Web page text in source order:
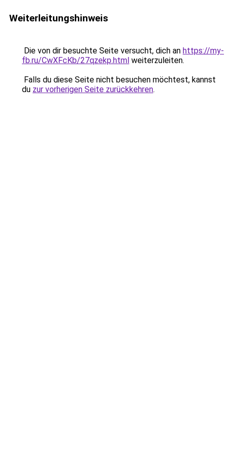
Weiterleitungshinweis
Die von dir besuchte Seite versucht, dich an https://my-
fb.ru/CwXFcKb/27qzekp.html weiterzuleiten.
Falls du diese Seite nicht besuchen möchtest, kannst
du zur vorherigen Seite zurückkehren.